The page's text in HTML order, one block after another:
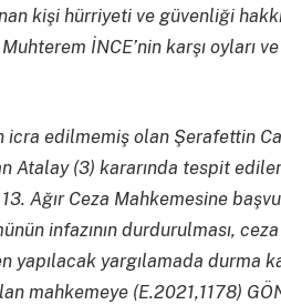
kişi hürriyeti ve güvenliği
İNCE’nin karşı oyları ve
icra edilmemiş olan Şerafettin
Atalay (3) kararında tespit
Ağır Ceza Mahkemesine
infazının durdurulması,
yapılacak yargılamada durma
mahkemeye (E.2021,1178)